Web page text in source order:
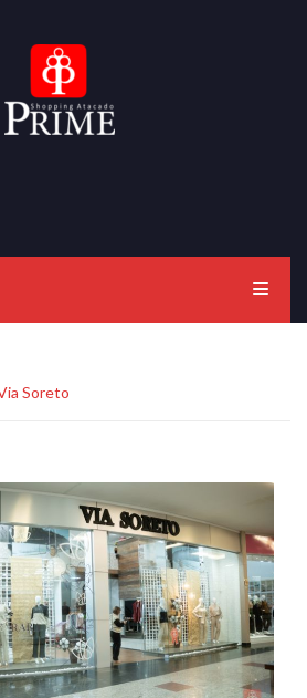
Soreto